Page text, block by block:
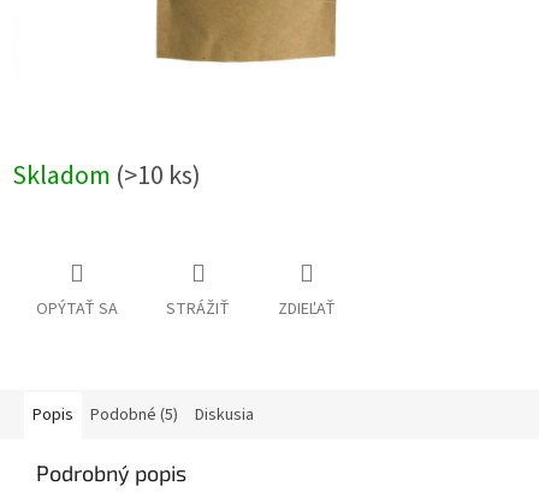
Skladom (>10 ks)
OPÝTAŤ SA STRÁŽIŤ ZDIEĽAŤ
Popis Podobné (5) Diskusia
Podrobný popis